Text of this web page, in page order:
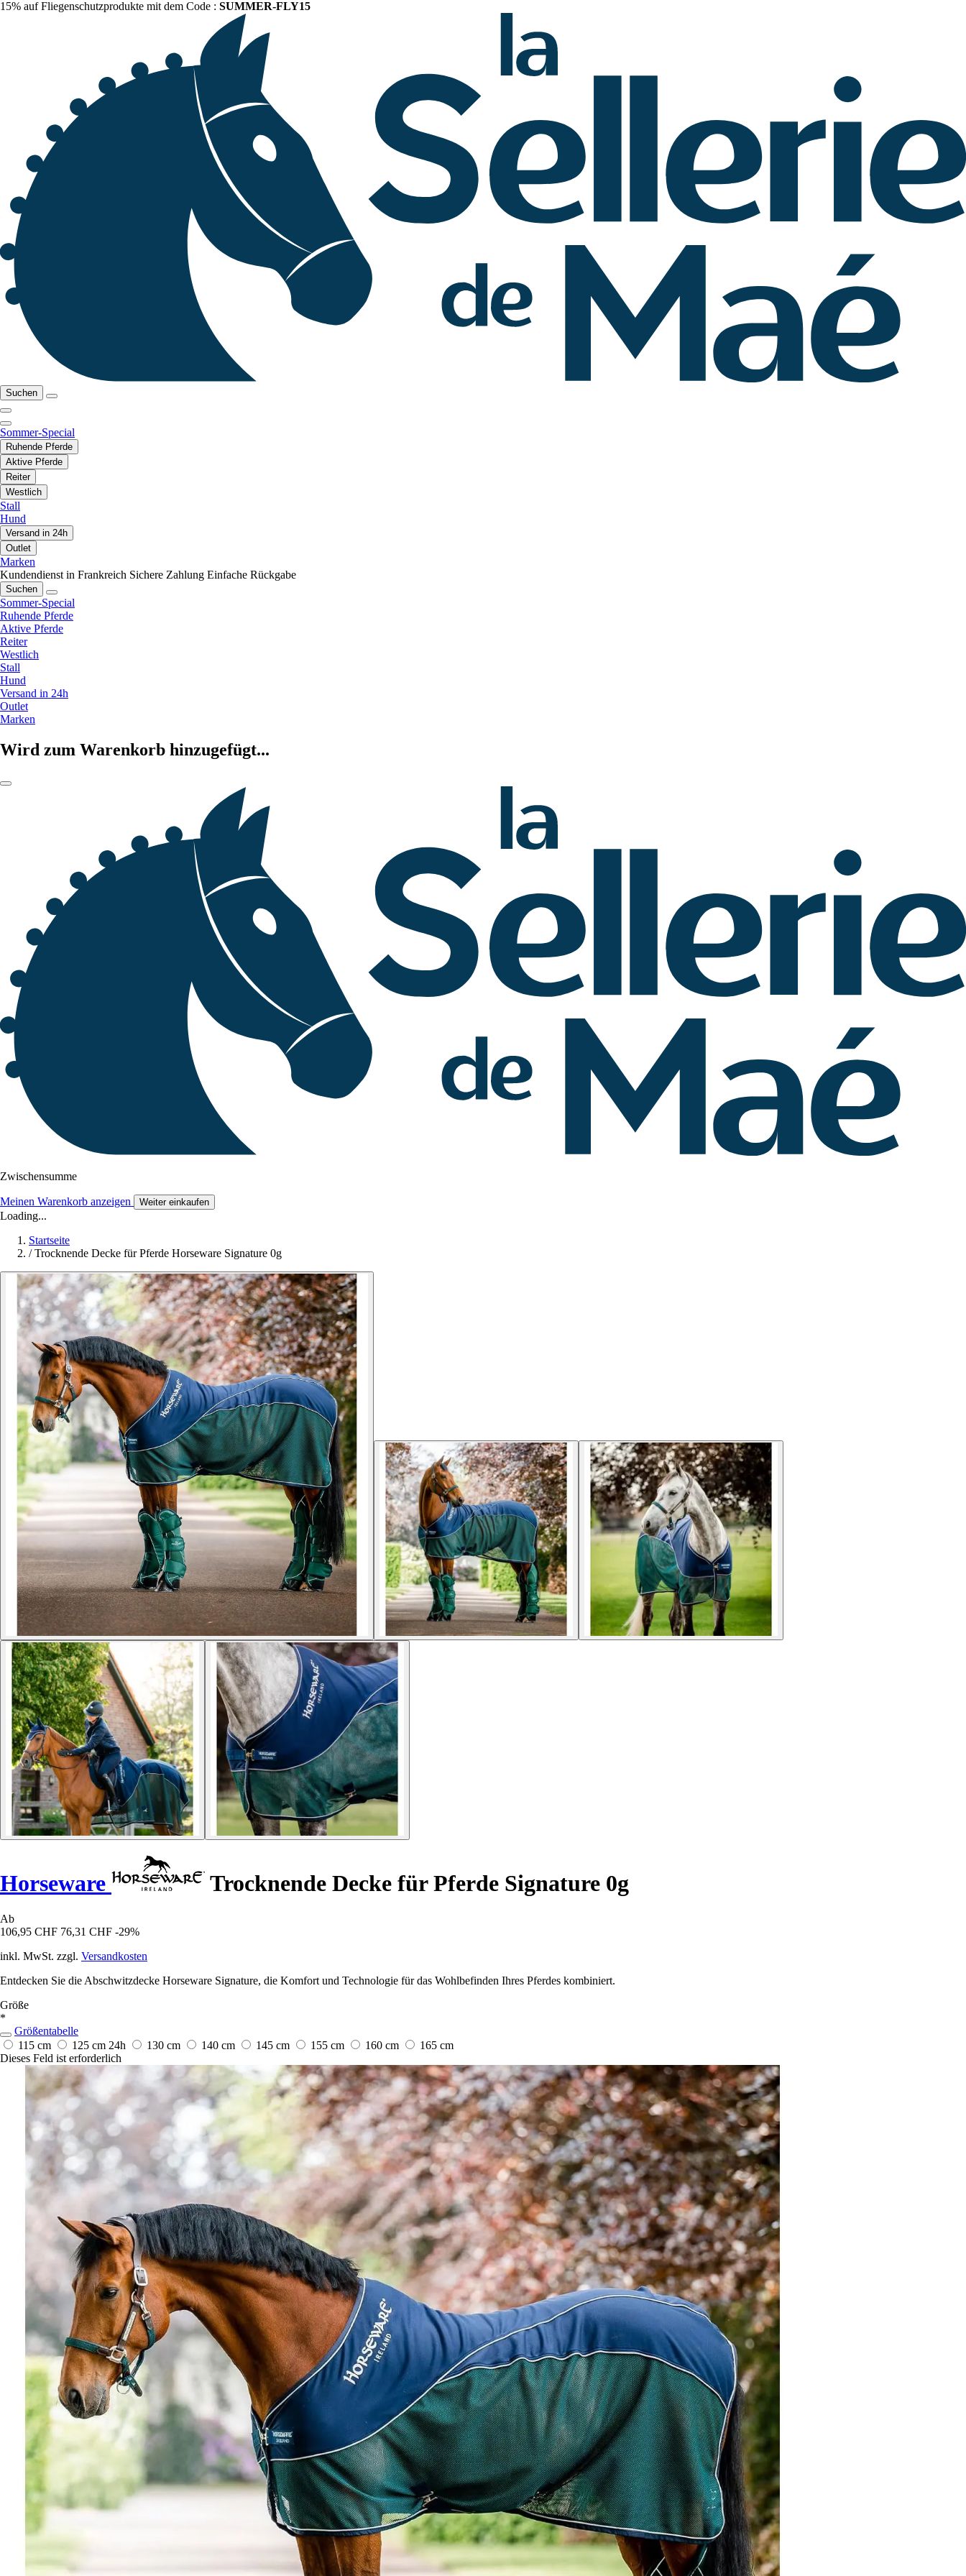
15% auf Fliegenschutzprodukte mit dem Code : SUMMER-FLY15
Suchen
Sommer-Special
Ruhende Pferde
Aktive Pferde
Reiter
Westlich
Stall
Hund
Versand in 24h
Outlet
Marken
Kundendienst in Frankreich Sichere Zahlung Einfache Rückgabe
Suchen
Sommer-Special
Ruhende Pferde
Aktive Pferde
Reiter
Westlich
Stall
Hund
Versand in 24h
Outlet
Marken
Wird zum Warenkorb hinzugefügt...
Zwischensumme
Meinen Warenkorb anzeigen Weiter einkaufen
Loading...
Startseite
/ Trocknende Decke für Pferde Horseware Signature 0g
Horseware Trocknende Decke für Pferde Signature 0g
Ab
106,95 CHF 76,31 CHF -29%
inkl. MwSt. zzgl. Versandkosten
Entdecken Sie die Abschwitzdecke Horseware Signature, die Komfort und Technologie für das Wohlbefinden Ihres Pferdes kombiniert.
Größe
*
Größentabelle
115 cm
125 cm 24h 130 cm 140 cm 145 cm 155 cm 160 cm
165 cm
Dieses Feld ist erforderlich